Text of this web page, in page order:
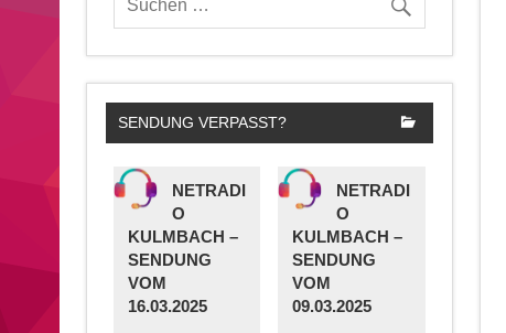
SENDUNG VERPASST?
NETRADI
O
KULMBACH –
SENDUNG
VOM
16.03.2025
NETRADI
O
KULMBACH –
SENDUNG
VOM
09.03.2025